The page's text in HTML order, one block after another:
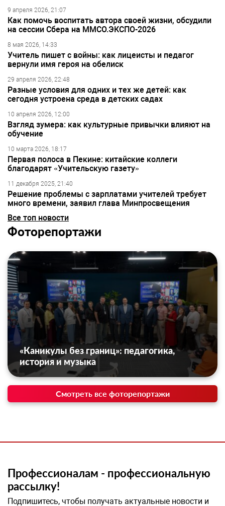
9 апреля 2026, 21:07
Как помочь воспитать автора своей жизни, обсудили
на сессии Сбера на ММСО.ЭКСПО-2026
8 мая 2026, 14:33
Учитель пишет с войны: как лицеисты и педагог
вернули имя героя на обелиск
29 апреля 2026, 22:48
Разные условия для одних и тех же детей: как
сегодня устроена среда в детских садах
10 апреля 2026, 12:00
Взгляд зумера: как культурные привычки влияют на
обучение
10 марта 2026, 18:17
Первая полоса в Пекине: китайские коллеги
благодарят «Учительскую газету»
11 декабря 2025, 21:40
Решение проблемы с зарплатами учителей требует
много времени, заявил глава Минпросвещения
Все топ новости
Фоторепортажи
«Каникулы без границ»: педагогика,
история и музыка
Смотреть все фоторепортажи
Профессионалам - профессиональную
рассылку!
Подпишитесь, чтобы получать актуальные новости и